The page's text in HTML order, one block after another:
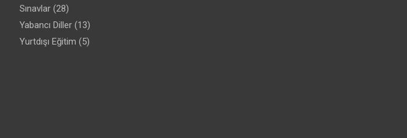
Sınavlar (28)
Yabancı Diller (13)
Yurtdışı Eğitim (5)